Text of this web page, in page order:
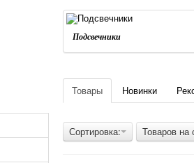
Подсвечники
Товары Новинки
Сортировка: Товаров на